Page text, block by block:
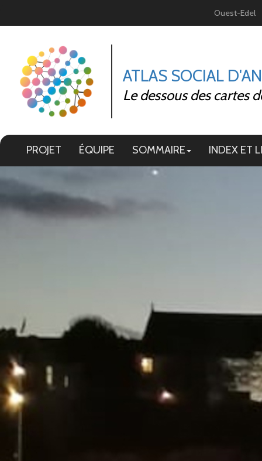
Ouest-Edel
ATLAS SOCIAL
Le dessous des cartes
PROJET ÉQUIPE SOMMAIRE INDEX ET